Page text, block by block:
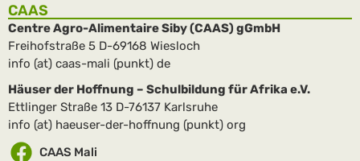
CAAS
Centre Agro-Alimentaire Siby (CAAS) gGmbH
Freihofstraße 5 D-69168 Wiesloch
info (at) caas-mali (punkt) de
Häuser der Hoffnung – Schulbildung für Afrika e.V.
Ettlinger Straße 13 D-76137 Karlsruhe
info (at) haeuser-der-hoffnung (punkt) org
CAAS Mali